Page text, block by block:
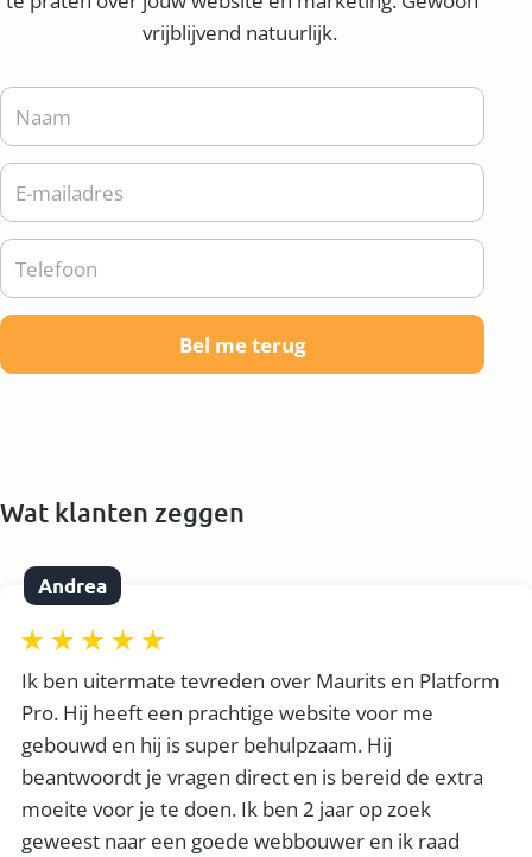
vrijblijvend natuurlijk.
Wat klanten zeggen
Andrea
Ik ben uitermate tevreden over Maurits en Platform
Pro. Hij heeft een prachtige website voor me
gebouwd en hij is super behulpzaam. Hij
beantwoordt je vragen direct en is bereid de extra
moeite voor je te doen. Ik ben 2 jaar op zoek
geweest naar een goede webbouwer en ik raad